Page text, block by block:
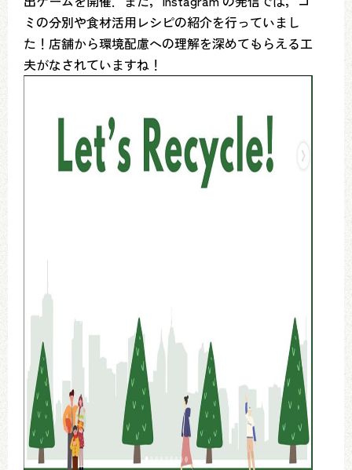
ミの分別や食材活用レシピの紹介を行っていまし
た！店舗から環境配慮への理解を深めてもらえる工
夫がなされていますね！